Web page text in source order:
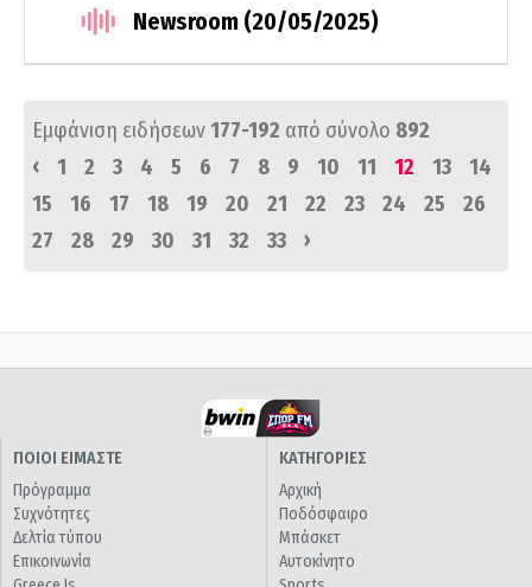
Newsroom (20/05/2025)
Εμφάνιση ειδήσεων177-192 από σύνολο 892
‹
1 2 3 4 5 6 7 8 9 10 11 12 13
14
15
16 17 18 19 20 21 22 23 24 25
26
27
28 29 30 31 32 33 ›
ΠΟΙΟΙ ΕΙΜΑΣΤΕ
Πρόγραμμα
Συχνότητες
Δελτία τύπου
Επικοινωνία
ΚΑΤΗΓΟΡΙΕΣ
Αρχική
Ποδόσφαιρο
Μπάσκετ
Αυτοκίνητο